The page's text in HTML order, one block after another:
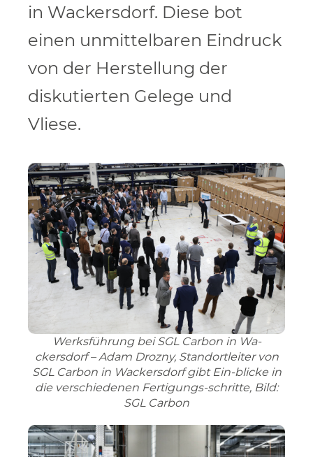
in Wackersdorf. Diese bot
einen unmittelbaren Eindruck
von der Herstellung der
diskutierten Gelege und
Vliese.
Werksführung bei SGL Carbon in Wa-
ckersdorf – Adam Drozny, Standortleiter von
SGL Carbon in Wackersdorf gibt Ein-blicke in
die verschiedenen Fertigungs-schritte, Bild:
SGL Carbon